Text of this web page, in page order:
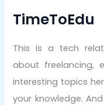
TimeToEdu
This is a tech
about freelancing,
interesting topics
your knowledge.